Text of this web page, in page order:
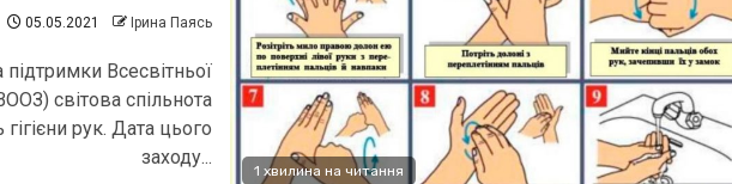
1 хвилина на читання
05.05.2021 Ірина Паясь
Всесвітньої
світова спільнота
рук. Дата цього
заходу...